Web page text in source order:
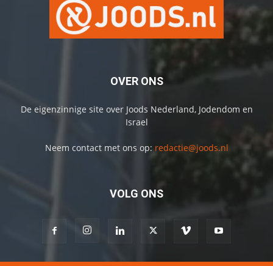
OVER ONS
De eigenzinnige site over Joods Nederland, Jodendom en
Israel
Neem contact met ons op: redactie@joods.nl
VOLG ONS